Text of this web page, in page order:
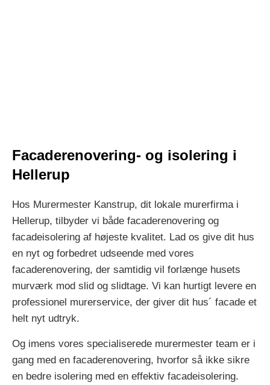
Facaderenovering- og isolering i
Hellerup
Hos Murermester Kanstrup, dit lokale murerfirma i
Hellerup, tilbyder vi både facaderenovering og
facadeisolering af højeste kvalitet. Lad os give dit hus
en nyt og forbedret udseende med vores
facaderenovering, der samtidig vil forlænge husets
murværk mod slid og slidtage. Vi kan hurtigt levere en
professionel murerservice, der giver dit hus´ facade et
helt nyt udtryk.
Og imens vores specialiserede murermester team er i
gang med en facaderenovering, hvorfor så ikke sikre
en bedre isolering med en effektiv facadeisolering.